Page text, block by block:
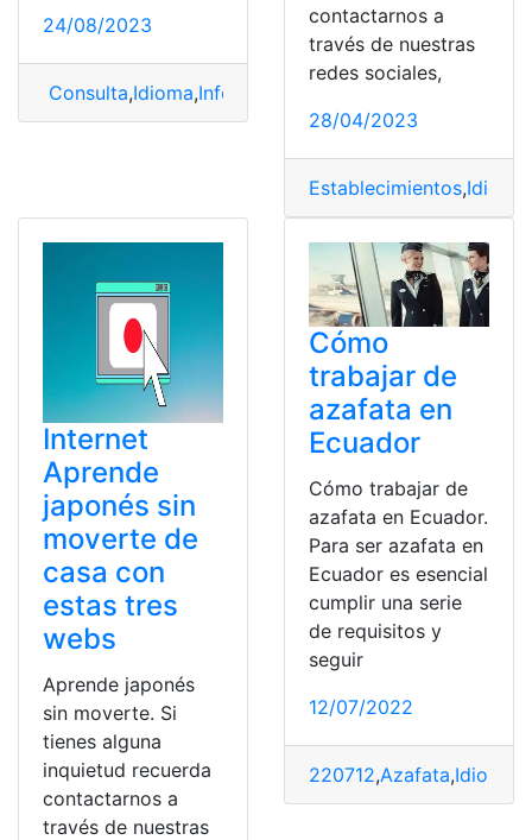
24/08/2023
Consulta,Idioma,Información
contactarnos a
través de nuestras
redes sociales,
28/04/2023
Establecimientos,Idioma
Internet
Aprende
japonés sin
moverte de
casa con
estas tres
webs
Aprende japonés
sin moverte. Si
tienes alguna
inquietud recuerda
contactarnos a
través de nuestras
Cómo
trabajar de
azafata en
Ecuador
Cómo trabajar de
azafata en Ecuador.
Para ser azafata en
Ecuador es esencial
cumplir una serie
de requisitos y
seguir
12/07/2022
220712,Azafata,Idioma